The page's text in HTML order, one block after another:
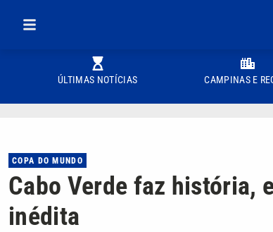
ÚLTIMAS NOTÍCIAS CAMPINAS E
COPA DO MUNDO
Cabo Verde faz história,
inédita